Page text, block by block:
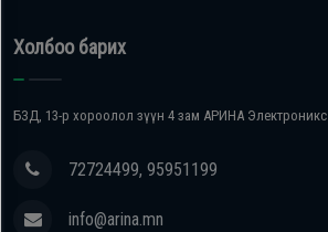
Холбоо барих
БЗД, 13-р хороолол зүүн 4 зам АРИНА Электроникс
72724499, 95951199
info@arina.mn